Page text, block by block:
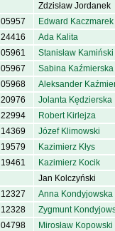
Zdzisław Jordanek
05957 Edward Kaczmarek
24416 Ada Kalita
05961 Stanisław Kamiński
05967 Sabina Kaźmierska
05968 Aleksander
20976 Jolanta Kędzierska
22994 Robert Kirlejza
14369 Józef Klimowski
19579 Kazimierz Kłys
19461 Kazimierz Kocik
Jan Kolczyński
12327 Anna Kondyjowska
12328 Zygmunt
04798 Mirosław Kopowski